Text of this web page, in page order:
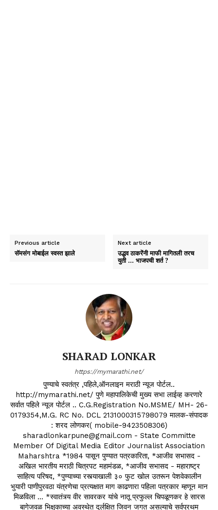
Previous article
सॅमसंग मोबाईल स्वस्त झाले
Next article
उद्धव ठाकरेंनी माफी मागितली तरच
युती … भाजपची शर्त ?
SHARAD LONKAR
https://mymarathi.net/
पुण्याचे स्वतंत्र ,पहिले,ऑनलाइन मराठी न्यूज पोर्टल..
http://mymarathi.net/ पुणे महापालिकेची मुख्य सभा लाईव्ह करणारे
सर्वात पहिले न्यूज पोर्टल .. C.G.Registration No.MSME/ MH- 26-
0179354,M.G. RC No. DCL 2131000315798079 मालक-संपादक
: शरद लोणकर( mobile-9423508306)
sharadlonkarpune@gmail.com - State Committe
Member Of Digital Media Editor Journalist Association
Maharshtra *1984 पासून पुण्यात पत्रकारिता, *आजीव सभासद -
अखिल भारतीय मराठी चित्रपट महामंडळ, *आजीव सभासद - महाराष्ट्र
साहित्य परिषद, *पुण्याच्या रस्त्याखाली ३० फुट खोल उतरून पेशवेकालीन
भुयारी पाणीपुरवठा यंत्रणेचा प्रत्यक्षात माग काढणारा पहिला पत्रकार म्हणून मान
मिळविला ... *स्वातंत्र्य वीर सावरकर यांचे नातू प्रफुल्ल चिपळूणकर हे सारस
बागेजवळ भिक्षुकाच्या अवस्थेत दुर्लक्षित जिवन जगत असल्याचे सर्वप्रथम